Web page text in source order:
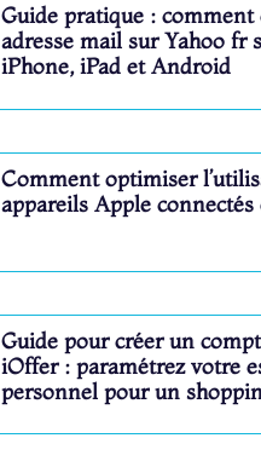
Guide pratique : comment
adresse mail sur Yahoo fr
iPhone, iPad et Android
Comment optimiser
appareils Apple
Guide pour créer un
iOffer : paramétrez votre
personnel pour un